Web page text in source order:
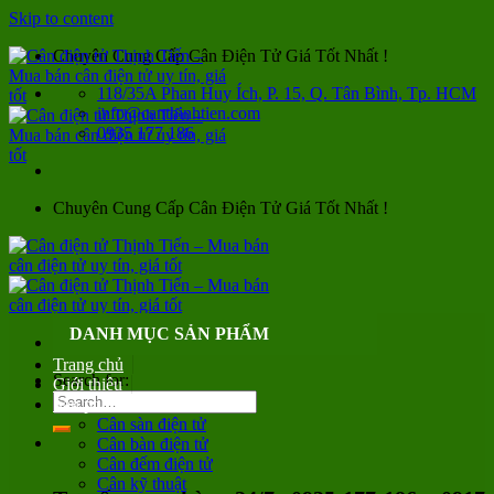
Skip to content
Chuyên Cung Cấp Cân Điện Tử Giá Tốt Nhất !
118/35A Phan Huy Ích, P. 15, Q. Tân Bình, Tp. HCM
info@canthinhtien.com
0935 177 186
Chuyên Cung Cấp Cân Điện Tử Giá Tốt Nhất !
Search for:
DANH MỤC SẢN PHẨM
Trang chủ
Giới thiệu
Sản phẩm
Cân sàn điện tử
Cân bàn điện tử
Cân đếm điện tử
Cân kỹ thuật